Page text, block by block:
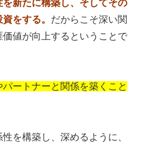
を新たに構築し、そしてその
をする。 だからこそ深い関
値が向上するということで
パートナーと関係を築くこと
を構築し、深めるように、